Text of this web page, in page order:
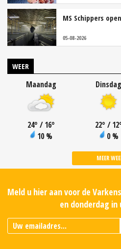
MS Schippers
05-08-2026
WEER
Maandag
24° / 16°
10 %
Dinsdag
22° / 12
0 %
MEER
Meld u hier aan voor de
en donderdag in